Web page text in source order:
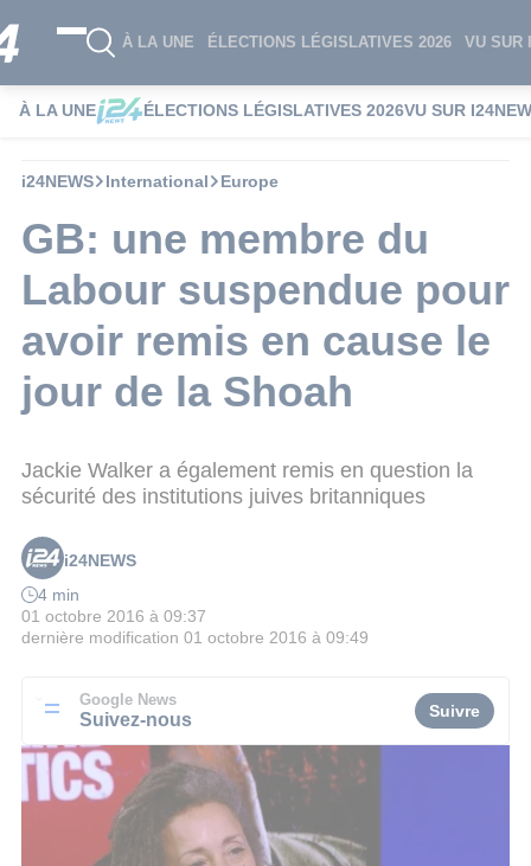
À LA UNE ÉLECTIONS LÉGISLATIVES 2026 VU SUR
À LA UNE ÉLECTIONS LÉGISLATIVES 2026VU SUR
i24NEWS International Europe
GB: une membre du
Labour suspendue pour
avoir remis en cause le
jour de la Shoah
Jackie Walker a également remis en question la
sécurité des institutions juives britanniques
i24NEWS
4 min
01 octobre 2016 à 09:37
dernière modification 01 octobre 2016 à 09:49
Google News
Suivez-nous Suivre